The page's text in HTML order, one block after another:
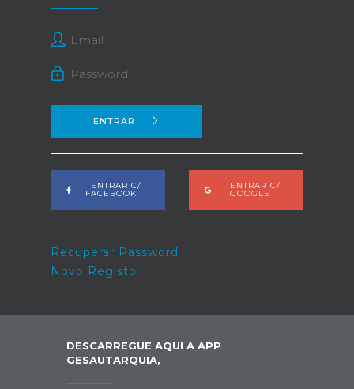
ENTRAR
ENTRAR C/
FACEBOOK
ENTRAR C/
GOOGLE
Recuperar Password
Novo Registo
DESCARREGUE AQUI A APP
GESAUTARQUIA,